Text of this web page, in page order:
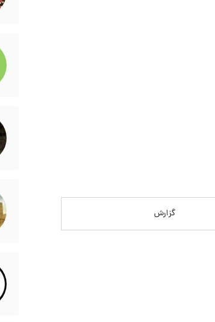
گزارش